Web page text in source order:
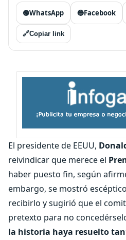
🟢WhatsApp 🔵Facebook
🔗Copiar link
El presidente de EEUU,
reivindicar que merece el
haber puesto fin, según
embargo, se mostró
recibirlo y sugirió que el
pretexto para no
la historia haya resuelto